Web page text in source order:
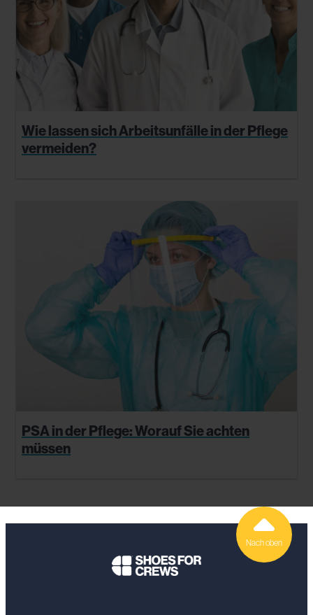
Wie lassen sich Arbeitsunfälle in der Pflege
vermeiden?
PSA in der Pflege: Worauf Sie achten
müssen
Nach oben